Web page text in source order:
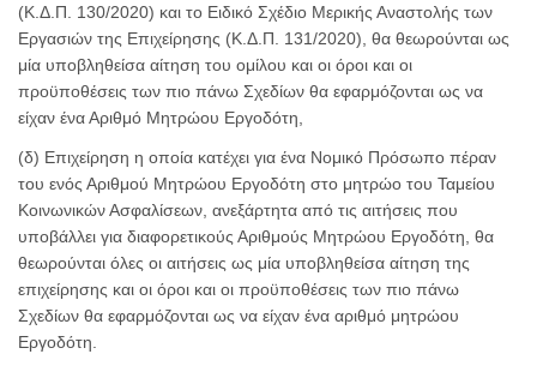
(Κ.Δ.Π. 130/2020) και το Ειδικό Σχέδιο Μερικής Αναστολής των
Εργασιών της Επιχείρησης (Κ.Δ.Π. 131/2020), θα θεωρούνται ως
μία υποβληθείσα αίτηση του ομίλου και οι όροι και οι
προϋποθέσεις των πιο πάνω Σχεδίων θα εφαρμόζονται ως να
είχαν ένα Αριθμό Μητρώου Εργοδότη,
(δ) Επιχείρηση η οποία κατέχει για ένα Νομικό Πρόσωπο πέραν
του ενός Αριθμού Μητρώου Εργοδότη στο μητρώο του Ταμείου
Κοινωνικών Ασφαλίσεων, ανεξάρτητα από τις αιτήσεις που
υποβάλλει για διαφορετικούς Αριθμούς Μητρώου Εργοδότη, θα
θεωρούνται όλες οι αιτήσεις ως μία υποβληθείσα αίτηση της
επιχείρησης και οι όροι και οι προϋποθέσεις των πιο πάνω
Σχεδίων θα εφαρμόζονται ως να είχαν ένα αριθμό μητρώου
Εργοδότη.